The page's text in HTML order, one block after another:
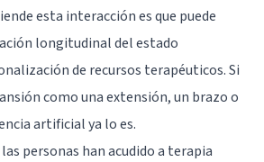
esta interacción es que puede
longitudinal del estado
de recursos terapéuticos. Si
como una extensión, un brazo o
artificial ya lo es.
personas han acudido a terapia